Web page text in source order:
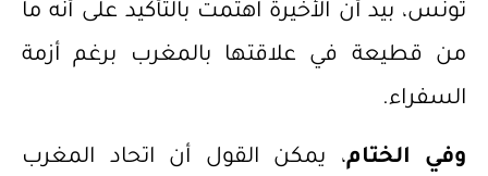
تونس، بيد أن الأخيرة اهتمت بالتأكيد على أنه ما
من قطيعة في علاقتها بالمغرب برغم أزمة
السفراء.
وفي الختام، يمكن القول أن اتحاد المغرب